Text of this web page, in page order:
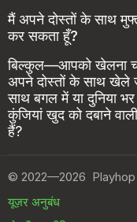
मैं अपने दोस्तों के साथ
कर सकता हूँ?
बिल्कुल—आपको खेलना
अपने दोस्तों के साथ खेले
साथ बगल में या दुनिया
कुंजियां खुद को दबाने
हैं?
© 2022—2026 Playhop
यूज़र अनुबंध